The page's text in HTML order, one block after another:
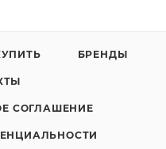
БРЕНДЫ
СОГЛАШЕНИЕ